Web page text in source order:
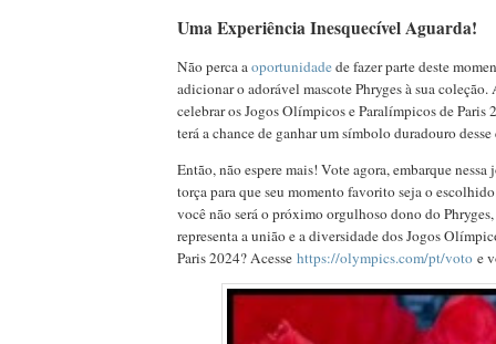
Uma Experiência Inesquecível Aguarda!
Não perca aoportunidadede fazer parte deste
adicionar o adorável mascote Phryges à sua coleção.
celebrar os Jogos Olímpicos e Paralímpicos de Paris
terá a chance de ganhar um símbolo duradouro
Então, não espere mais! Vote agora, embarque
torça para que seu momento favorito seja o
você não será o próximo orgulhoso dono do
representa a união e a diversidade dos Jogos
Paris 2024? Acesse https://olympics.com/pt/voto e